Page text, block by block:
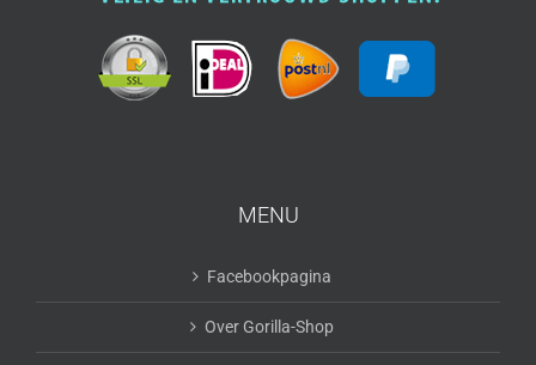
MENU
Facebookpagina
Over Gorilla-Shop